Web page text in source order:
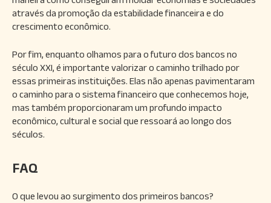
através da promoção da estabilidade financeira e do
crescimento econômico.
Por fim, enquanto olhamos para o futuro dos bancos no
século XXI, é importante valorizar o caminho trilhado por
essas primeiras instituições. Elas não apenas pavimentaram
o caminho para o sistema financeiro que conhecemos hoje,
mas também proporcionaram um profundo impacto
econômico, cultural e social que ressoará ao longo dos
séculos.
FAQ
O que levou ao surgimento dos primeiros bancos?